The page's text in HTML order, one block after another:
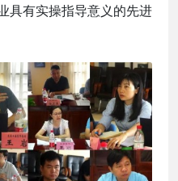
具有实操指导意义的先进